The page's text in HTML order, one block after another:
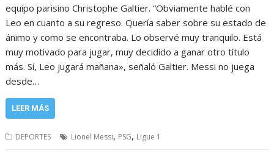
equipo parisino Christophe Galtier. “Obviamente hablé con
Leo en cuanto a su regreso. Quería saber sobre su estado de
ánimo y como se encontraba. Lo observé muy tranquilo. Está
muy motivado para jugar, muy decidido a ganar otro título
más. Sí, Leo jugará mañana», señaló Galtier. Messi no juega
desde…
LEER MÁS
DEPORTES Lionel Messi, PSG, Ligue 1